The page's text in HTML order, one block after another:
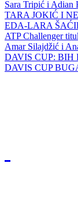
Sara Tripić i Adian
TARA JOKIĆ I
EDA-LARA
ATP Challenger
Amar Silajdžić i
DAVIS CUP: BIH
DAVIS CUP